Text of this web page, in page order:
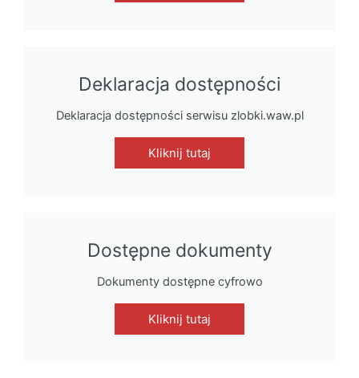
Deklaracja dostępności
Deklaracja dostępności serwisu zlobki.waw.pl
Kliknij tutaj
Dostępne dokumenty
Dokumenty dostępne cyfrowo
Kliknij tutaj